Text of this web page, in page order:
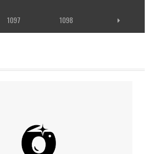
1097 1098